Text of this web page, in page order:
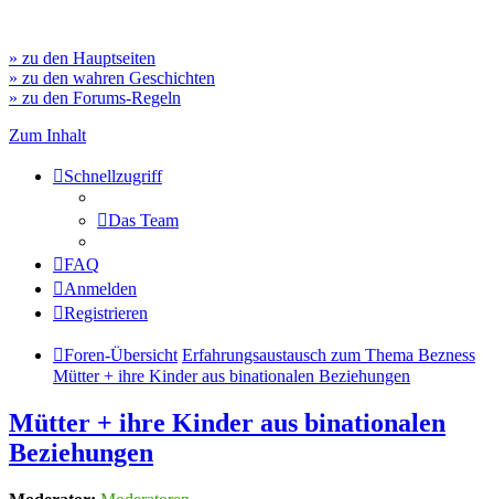
» zu den Hauptseiten
» zu den wahren Geschichten
» zu den Forums-Regeln
Zum Inhalt
Schnellzugriff
Das Team
FAQ
Anmelden
Registrieren
Foren-Übersicht Erfahrungsaustausch zum Thema Bezness
Mütter + ihre Kinder aus binationalen Beziehungen
Mütter + ihre Kinder aus binationalen
Beziehungen